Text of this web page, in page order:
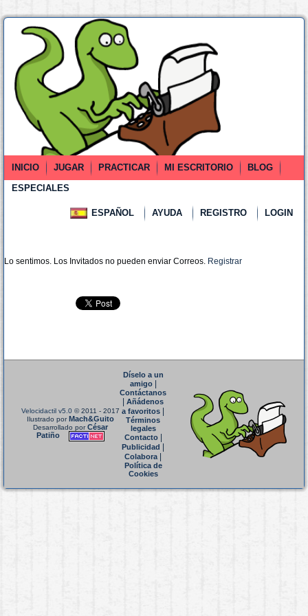
INICIO JUGAR PRACTICAR MI ESCRITORIO
BLOG
ESPECIALES
ESPAÑOL AYUDA REGISTRO LOGIN
Lo sentimos. Los Invitados no pueden enviar Correos. Registrar
Velocidactil v5.0 © 2011 - 2017
Ilustrado porMach&Guito
Desarrollado porCésar
Patiño
Díselo a un
amigo|
Contáctanos
Añádenos
a favoritos
Términos
legales
Contacto|
Publicidad
Colabora|
Política de
Cookies